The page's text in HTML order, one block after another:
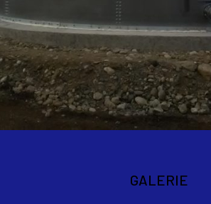
GALERIE